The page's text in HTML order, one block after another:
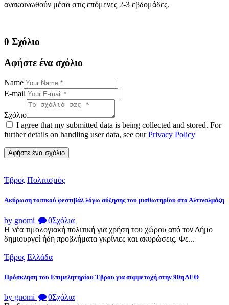
ανακοινωθούν μέσα στις επόμενες 2-3 εβδομάδες.
0 Σχόλιο
Αφήστε ένα σχόλιο
Name
E-mail
Σχόλιο
I agree that my submitted data is being collected and stored. For
further details on handling user data, see ourPrivacy Policy
Έβρος Πολιτισμός
Ακύρωση τοπικού φεστιβάλ λόγω αύξησης του μισθωτηρίου στο Αλτιναλμάζη
by gnomi 0Σχόλια
Η νέα τιμολογιακή πολιτική για χρήση του χώρου από τον Δήμο
δημιουργεί ήδη προβλήματα γκρίνιες και ακυρώσεις. Φε...
Έβρος Ελλάδα
Πρόσκληση του Επιμελητηρίου Έβρου για συμμετοχή στην 90η ΔΕΘ
by gnomi 0Σχόλια